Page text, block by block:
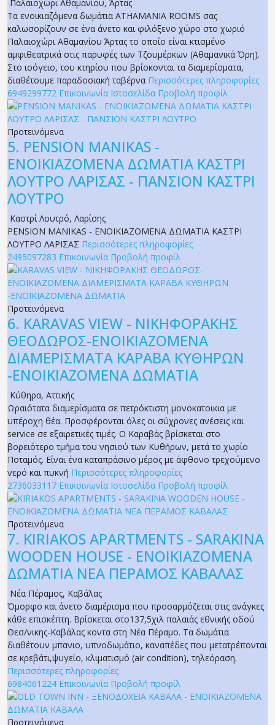
Παλαιοχώρι Αθαμανίου, Άρτας
Τα ενοικιαζόμενα δωμάτια ATHAMANIA ROOMS σας
καλωσορίζουν σε ένα άνετο και φιλόξενο χώρο στο χωριό
Παλαιοχώρι Αθαμανίου Άρτας το οποίο είναι κτισμένο
αμφιθεατρικά στις παρυφές των Τζουμέρκων (Αθαμανικά Όρη).
Στο ισόγειο, του κτηρίου που βρίσκονται τα διαμερίσματα,
διαθέτουμε παραδοσιακή ταβέρνα Περισσότερες πληροφορίες
6949299772 Επικοινωνία Ιστοσελίδα Προβολή προφίλ
Προτεινόμενα
5. PENSION MANIKAS -
ΕΝΟΙΚΙΑΖΟΜΕΝΑ ΔΩΜΑΤΙΑ ΚΑΣΤΡΙ
ΛΟΥΤΡΟ ΛΑΡΙΣΑΣ - ΠΑΝΣΙΟΝ ΚΑΣΤΡΙ
ΛΟΥΤΡΟ
Καστρί Λουτρό, Λαρίσης
PENSION MANIKAS - ΕΝΟΙΚΙΑΖΟΜΕΝΑ ΔΩΜΑΤΙΑ ΚΑΣΤΡΙ
ΛΟΥΤΡΟ ΛΑΡΙΣΑΣ Περισσότερες πληροφορίες
2495097283 Επικοινωνία Προβολή προφίλ
Προτεινόμενα
6. KARAVAS VIEW - ΝΙΚΗΦΟΡΑΚΗΣ
ΘΕΟΔΩΡΟΣ-ΕΝΟΙΚΙΑΖΟΜΕΝΑ
ΔΙΑΜΕΡΙΣΜΑΤΑ ΚΑΡΑΒΑ ΚΥΘΗΡΩΝ
-ΕΝΟΙΚΙΑΖΟΜΕΝΑ ΔΩΜΑΤΙΑ
Κύθηρα, Αττικής
Ωραιότατα διαμερίσματα σε πετρόκτιστη μονοκατοικια με
υπέροχη θέα. Προσφέρονται όλες οι σύχρονες ανέσεις και
service σε εξαιρετικές τιμές. Ο Καραβάς βρίσκεται στο
βορειότερο τμήμα του νησιού των Κυθήρων, μετά το χωρίο
Ποταμός. Είναι ένα καταπράσινο μέρος με άφθονο τρεχούμενο
νερό και πυκνή Περισσότερες πληροφορίες
2736033117 Επικοινωνία Ιστοσελίδα Προβολή προφίλ
Προτεινόμενα
7. KIRIAKOS APARTMENTS - SARAKINA
WOODEN HOUSE - ΕΝΟΙΚΙΑΖΟΜΕΝΑ
ΔΩΜΑΤΙΑ ΝΕΑ ΠΕΡΑΜΟΣ ΚΑΒΑΛΑΣ
Νέα Πέραμος, Καβάλας
Όμορφο και άνετο διαμέρισμα που προσαρμόζεται στις ανάγκες
κάθε επισκέπτη. Βρίσκεται στο137,5χιλ παλαιάς εθνικής οδού
Θεσ/νικης-Καβάλας κοντα στη Νέα Πέραμο. Τα δωμάτια
διαθέτουν μπανιο, υπνοδωμάτιο, καναπέδες που μετατρέπονται
σε κρεβάτι,ψυγείο, κλιματισμό (air condition), τηλεόραση.
Περισσότερες πληροφορίες
6984061224 Επικοινωνία Προβολή προφίλ
Προτεινόμενα